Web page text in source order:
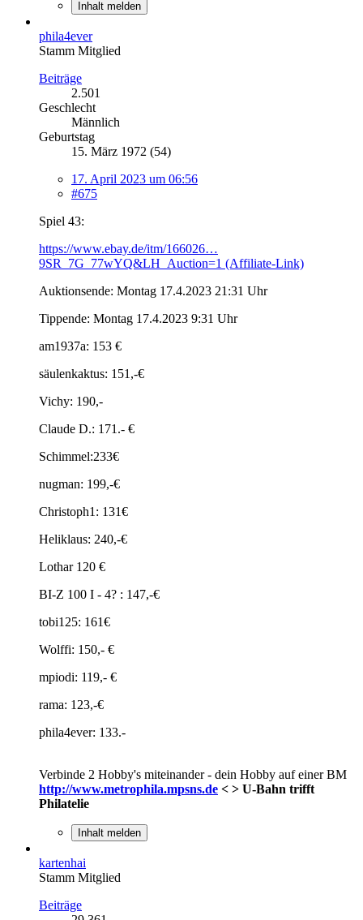
Inhalt melden
phila4ever
Stamm Mitglied
Beiträge
2.501
Geschlecht
Männlich
Geburtstag
15. März 1972 (54)
17. April 2023 um 06:56
#675
Spiel 43:
https://www.ebay.de/itm/166026…
9SR_7G_77wYQ&LH_Auction=1 (Affiliate-Link)
Auktionsende: Montag 17.4.2023 21:31 Uhr
Tippende: Montag 17.4.2023 9:31 Uhr
am1937a: 153 €
säulenkaktus: 151,-€
Vichy: 190,-
Claude D.: 171.- €
Schimmel:233€
nugman: 199,-€
Christoph1: 131€
Heliklaus: 240,-€
Lothar 120 €
BI-Z 100 I - 4? : 147,-€
tobi125: 161€
Wolffi: 150,- €
mpiodi: 119,- €
rama: 123,-€
phila4ever: 133.-
Verbinde 2 Hobby's miteinander - dein Hobby auf einer BM
http://www.metrophila.mpsns.de < > U-Bahn trifft
Philatelie
Inhalt melden
kartenhai
Stamm Mitglied
Beiträge